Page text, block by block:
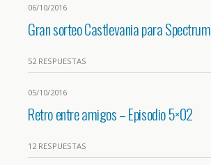
06/10/2016
Gran sorteo Castlevania para Spectrum
52 RESPUESTAS
05/10/2016
Retro entre amigos – Episodio 5×02
12 RESPUESTAS